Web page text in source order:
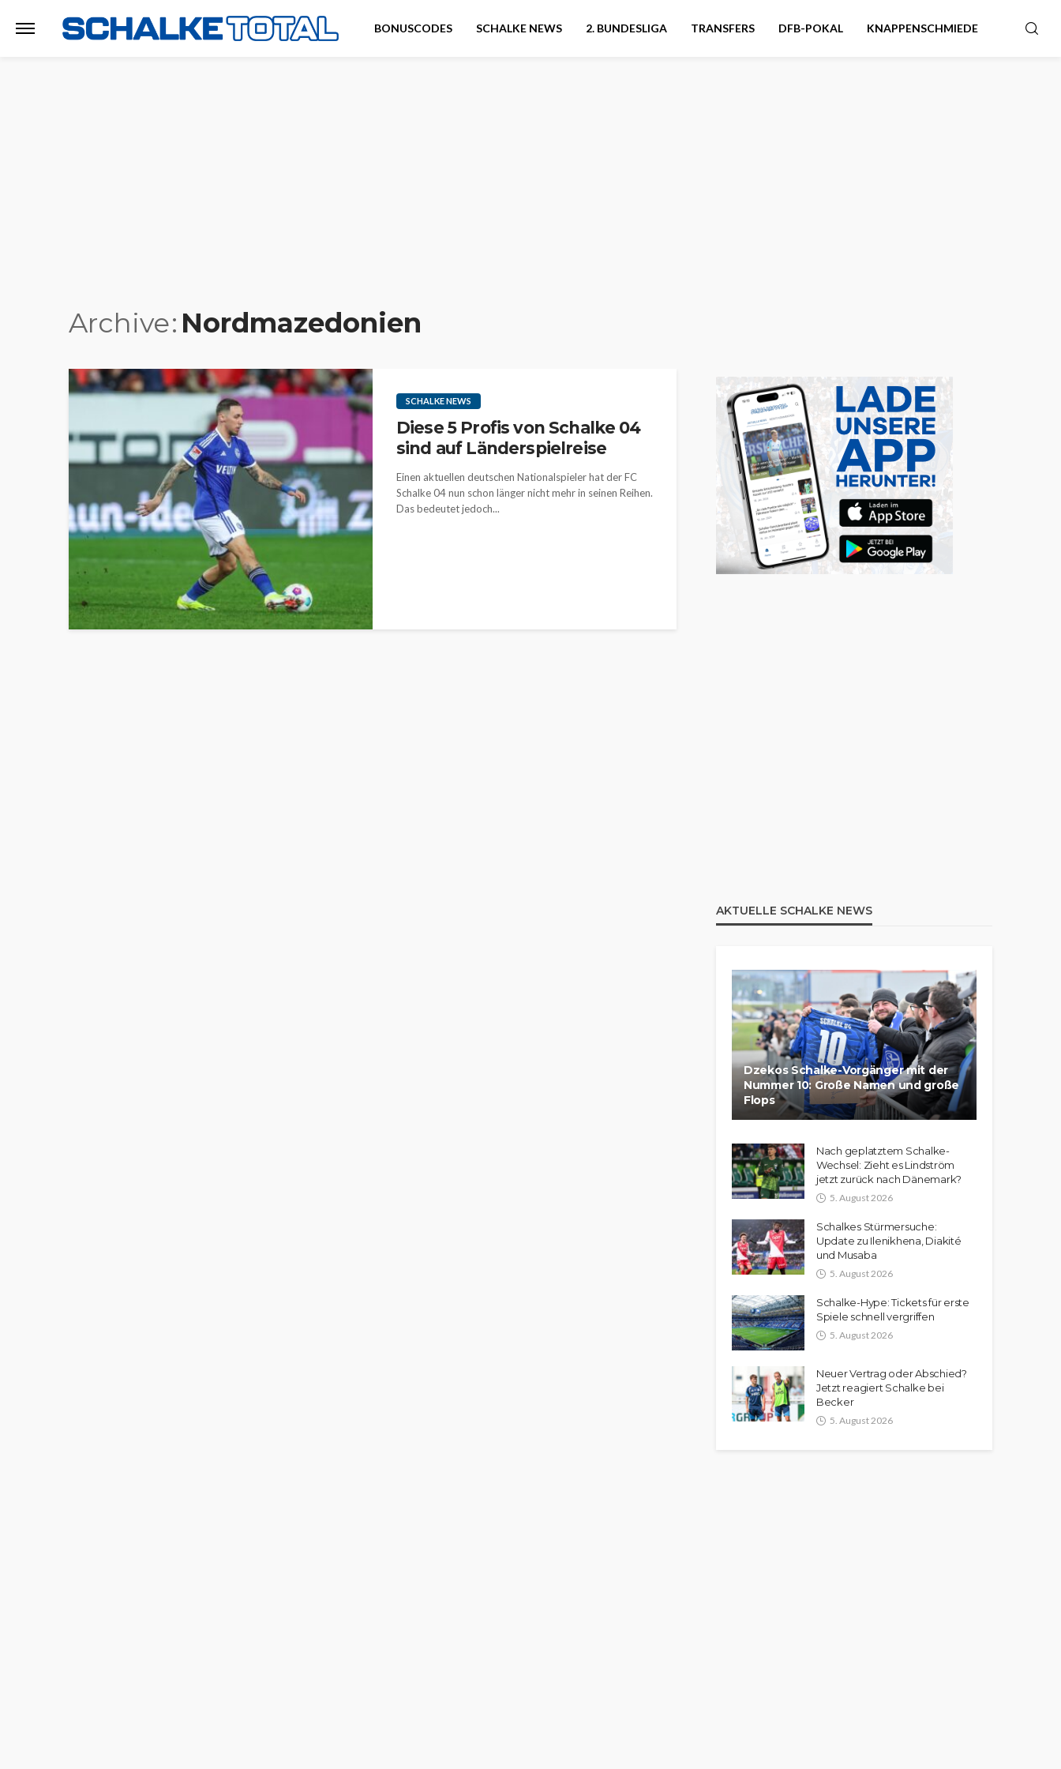
BONUSCODES SCHALKE NEWS 2. BUNDESLIGA TRANSFERS DFB-POKAL KNAPPENSCHMIEDE
Archive Nordmazedonien
SCHALKE NEWS
Diese 5 Profis von Schalke 04
sind auf Länderspielreise
Einen aktuellen deutschen Nationalspieler hat der FC
Schalke 04 nun schon länger nicht mehr in seinen Reihen.
Das bedeutet jedoch...
AKTUELLE SCHALKE NEWS
Dzekos Schalke-Vorgänger mit der
Nummer 10: Große Namen und große
Flops
Nach geplatztem Schalke-
Wechsel: Zieht es Lindström
jetzt zurück nach Dänemark?
5. August 2026
Schalkes Stürmersuche:
Update zu Ilenikhena, Diakité
und Musaba
5. August 2026
Schalke-Hype: Tickets für erste
Spiele schnell vergriffen
5. August 2026
Neuer Vertrag oder Abschied?
Jetzt reagiert Schalke bei
Becker
5. August 2026